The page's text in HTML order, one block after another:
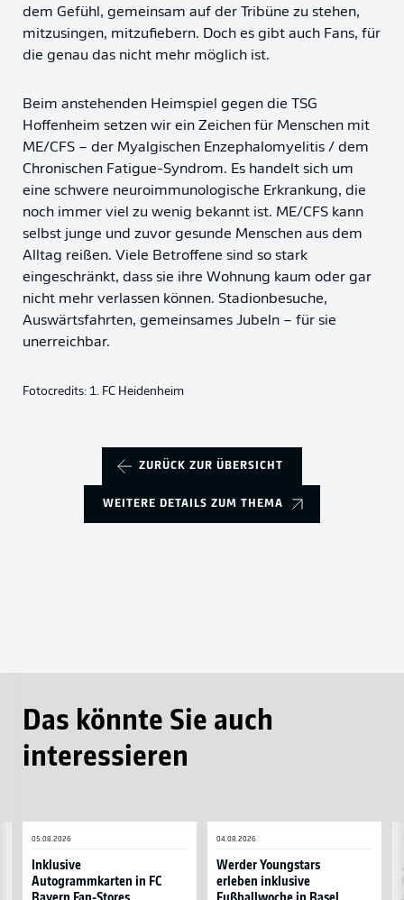
dem Gefühl, gemeinsam auf der Tribüne zu stehen,
mitzusingen, mitzufiebern. Doch es gibt auch Fans, für
die genau das nicht mehr möglich ist.
Beim anstehenden Heimspiel gegen die TSG
Hoffenheim setzen wir ein Zeichen für Menschen mit
ME/CFS – der Myalgischen Enzephalomyelitis / dem
Chronischen Fatigue-Syndrom. Es handelt sich um
eine schwere neuroimmunologische Erkrankung, die
noch immer viel zu wenig bekannt ist. ME/CFS kann
selbst junge und zuvor gesunde Menschen aus dem
Alltag reißen. Viele Betroffene sind so stark
eingeschränkt, dass sie ihre Wohnung kaum oder gar
nicht mehr verlassen können. Stadionbesuche,
Auswärtsfahrten, gemeinsames Jubeln – für sie
unerreichbar.
Fotocredits: 1. FC Heidenheim
ZURÜCK ZUR ÜBERSICHT
WEITERE DETAILS ZUM THEMA
Das könnte Sie auch
interessieren
Inklusive
Autogrammkarten in FC
05.08.2026
FC
Werder Youngstars
erleben inklusive
04.08.2026
erleben
inklusive